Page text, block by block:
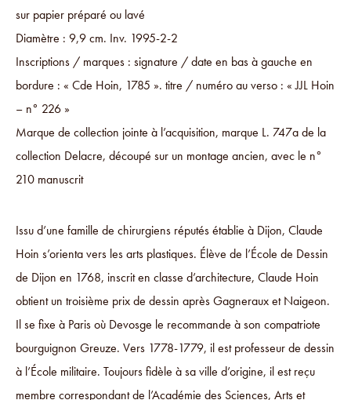
sur papier préparé ou lavé
Diamètre : 9,9 cm. Inv. 1995-2-2
Inscriptions / marques : signature / date en bas à gauche en
bordure : « Cde Hoin, 1785 ». titre / numéro au verso : « JJL Hoin
– n° 226 »
Marque de collection jointe à l’acquisition, marque L. 747a de la
collection Delacre, découpé sur un montage ancien, avec le n°
210 manuscrit
Issu d’une famille de chirurgiens réputés établie à Dijon, Claude
Hoin s’orienta vers les arts plastiques. Élève de l’École de Dessin
de Dijon en 1768, inscrit en classe d’architecture, Claude Hoin
obtient un troisième prix de dessin après Gagneraux et Naigeon.
Il se fixe à Paris où Devosge le recommande à son compatriote
bourguignon Greuze. Vers 1778-1779, il est professeur de dessin
à l’École militaire. Toujours fidèle à sa ville d’origine, il est reçu
membre correspondant de l’Académie des Sciences, Arts et